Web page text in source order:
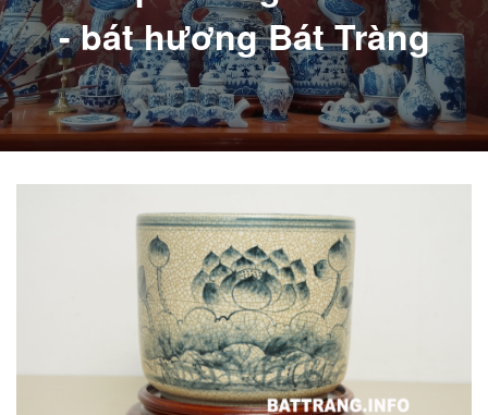
- bát hương Bát Tràng